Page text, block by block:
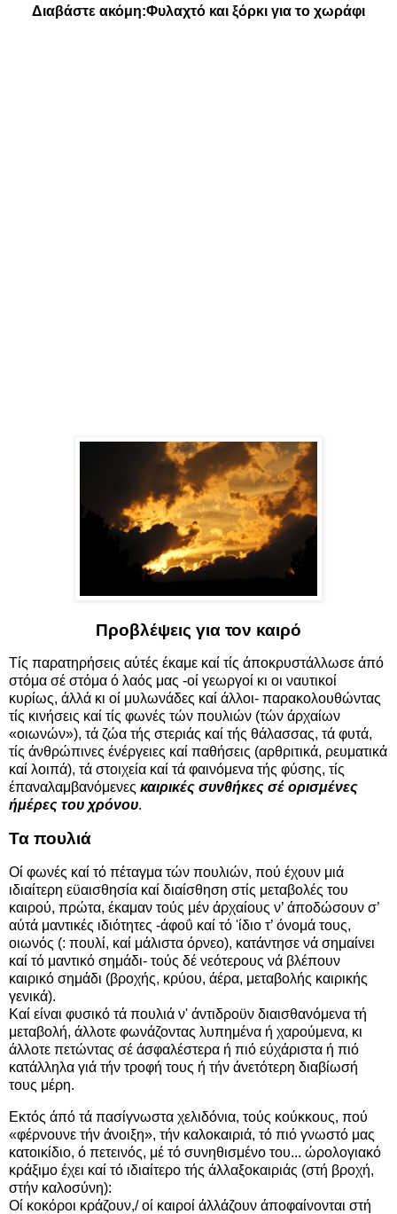
Διαβάστε ακόμη:Φυλαχτό και ξόρκι για το χωράφι
Προβλέψεις για τον καιρό
Τίς παρατηρήσεις αύτές έκαμε καί τίς άποκρυστάλλωσε άπό
στόμα σέ στόμα ό λαός μας -οί γεωργοί κι οι ναυτικοί
κυρίως, άλλά κι οί μυλωνάδες καί άλλοι- παρακολουθώντας
τίς κινήσεις καί τίς φωνές τών πουλιών (τών άρχαίων
«οιωνών»), τά ζώα τής στεριάς καί τής θάλασσας, τά φυτά,
τίς άνθρώπινες ένέργειες καί παθήσεις (αρθριτικά, ρευματικά
καί λοιπά), τά στοιχεία καί τά φαινόμενα τής φύσης, τίς
έπαναλαμβανόμενες καιρικές συνθήκες σέ ορισμένες
ήμέρες του χρόνου.
Τα πουλιά
Οί φωνές καί τό πέταγμα τών πουλιών, πού έχουν μιά
ιδιαίτερη εϋαισθησία καί διαίσθηση στίς μεταβολές του
καιρού, πρώτα, έκαμαν τούς μέν άρχαίους ν’ άποδώσουν σ’
αύτά μαντικές ιδιότητες -άφοΰ καί τό 'ίδιο τ’ όνομά τους,
οιωνός (: πουλί, καί μάλιστα όρνεο), κατάντησε νά σημαίνει
καί τό μαντικό σημάδι- τούς δέ νεότερους νά βλέπουν
καιρικό σημάδι (βροχής, κρύου, άέρα, μεταβολής καιρικής
γενικά).
Καί είναι φυσικό τά πουλιά ν' άντιδροϋν διαισθανόμενα τή
μεταβολή, άλλοτε φωνάζοντας λυπημένα ή χαρούμενα, κι
άλλοτε πετώντας σέ άσφαλέστερα ή πιό εύχάριστα ή πιό
κατάλληλα γιά τήν τροφή τους ή τήν άνετότερη διαβίωσή
τους μέρη.
Εκτός άπό τά πασίγνωστα χελιδόνια, τούς κούκκους, πού
«φέρνουνε τήν άνοιξη», τήν καλοκαιριά, τό πιό γνωστό μας
κατοικίδιο, ό πετεινός, μέ τό συνηθισμένο του... ώρολογιακό
κράξιμο έχει καί τό ιδιαίτερο τής άλλαξοκαιριάς (στή βροχή,
στήν καλοσύνη):
Οί κοκόροι κράζουν,/ οί καιροί άλλάζουν άποφαίνονται στή